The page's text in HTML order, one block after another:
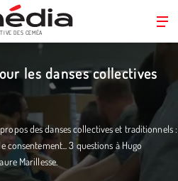
DES CEMÉA
les danses collectives
des danses collectives et traditionnels :
consentement... 3 questions à Hugo
Marillesse.